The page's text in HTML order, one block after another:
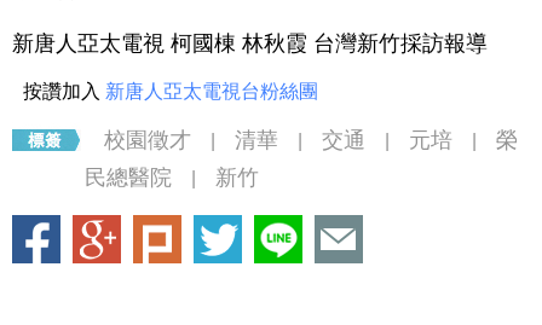
新唐人亞太電視 柯國棟 林秋霞 台灣新竹採訪報導
按讚加入 新唐人亞太電視台粉絲團
校園徵才 清華 交通 元培
榮
民總醫院
新竹